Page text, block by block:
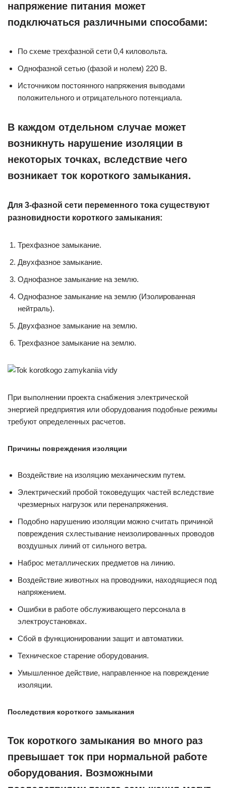
напряжение питания может
подключаться различными способами:
По схеме трехфазной сети 0,4 киловольта.
Однофазной сетью (фазой и нолем) 220 В.
Источником постоянного напряжения выводами
положительного и отрицательного потенциала.
В каждом отдельном случае может
возникнуть нарушение изоляции в
некоторых точках, вследствие чего
возникает ток короткого замыкания.
Для 3-фазной сети переменного тока существуют
разновидности короткого замыкания:
Трехфазное замыкание.
Двухфазное замыкание.
Однофазное замыкание на землю.
Однофазное замыкание на землю (Изолированная
нейтраль).
Двухфазное замыкание на землю.
Трехфазное замыкание на землю.
При выполнении проекта снабжения электрической
энергией предприятия или оборудования подобные режимы
требуют определенных расчетов.
Причины повреждения изоляции
Воздействие на изоляцию механическим путем.
Электрический пробой токоведущих частей вследствие
чрезмерных нагрузок или перенапряжения.
Подобно нарушению изоляции можно считать причиной
повреждения схлестывание неизолированных проводов
воздушных линий от сильного ветра.
Наброс металлических предметов на линию.
Воздействие животных на проводники, находящиеся под
напряжением.
Ошибки в работе обслуживающего персонала в
электроустановках.
Сбой в функционировании защит и автоматики.
Техническое старение оборудования.
Умышленное действие, направленное на повреждение
изоляции.
Последствия короткого замыкания
Ток короткого замыкания во много раз
превышает ток при нормальной работе
оборудования. Возможными